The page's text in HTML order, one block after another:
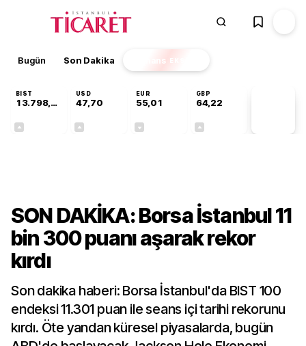
Bugün Son Dakika Finans EKSTRA
BIST
13.798,82
USD
47,70
EUR
55,01
GBP
64,22
SON DAKİKA: Borsa İstanbul 11
bin 300 puanı aşarak rekor
kırdı
Son dakika haberi: Borsa İstanbul'da BIST 100
endeksi 11.301 puan ile seans içi tarihi rekorunu
kırdı. Öte yandan küresel piyasalarda, bugün